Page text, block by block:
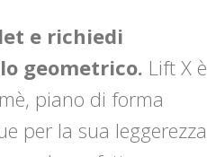
e richiedi
geometrico. Lift X è
piano di forma
per la sua leggerezza